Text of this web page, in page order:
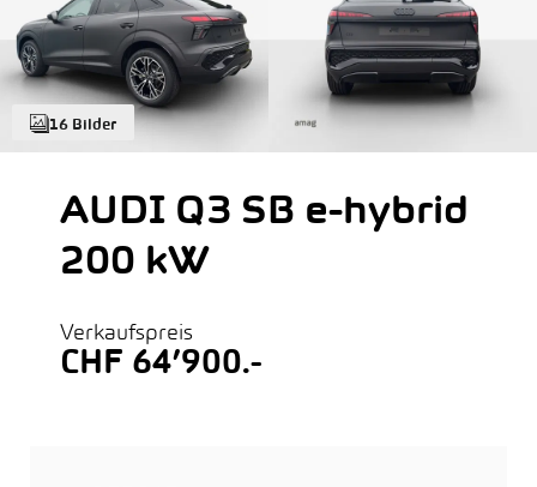
16 Bilder
AUDI Q3 SB e-hybrid
200 kW
Verkaufspreis
CHF 64’900.-